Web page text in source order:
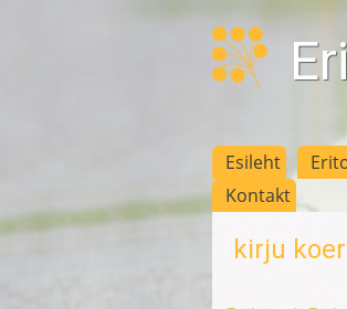
Esileht
Kontakt
kirju